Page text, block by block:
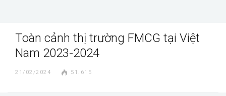
Toàn cảnh thị trường FMCG tại Việt
Nam 2023-2024
21/02/2024 51.615